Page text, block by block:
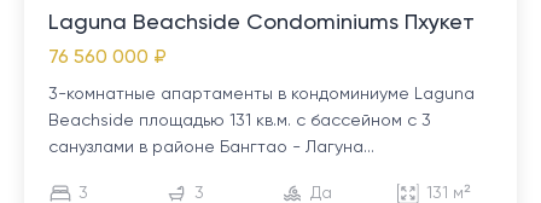
Laguna Beachside Condominiums Пхукет
76 560 000 ₽
3-комнатные апартаменты в кондоминиуме Laguna
Beachside площадью 131 кв.м. с бассейном с 3
санузлами в районе Бангтао - Лагуна...
3 3 Да 131 м²